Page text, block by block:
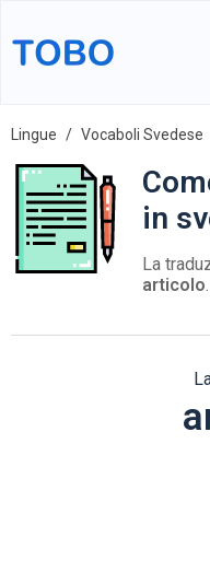
Lingue Vocaboli Svedese
in
La
articolo.